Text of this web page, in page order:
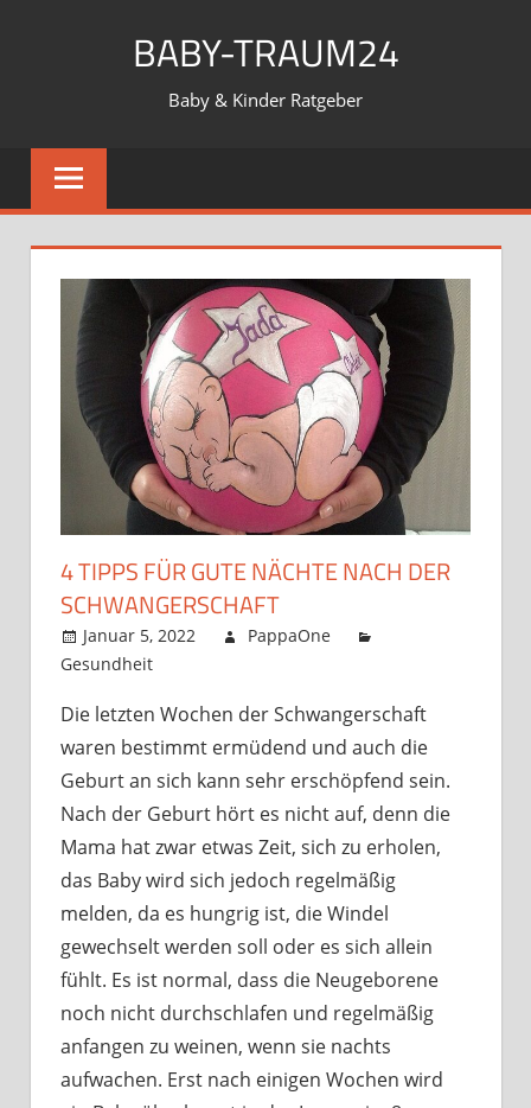
BABY-TRAUM24
Baby & Kinder Ratgeber
4 TIPPS FÜR GUTE NÄCHTE NACH DER
SCHWANGERSCHAFT
Januar 5, 2022
PappaOne
Gesundheit
Die letzten Wochen der Schwangerschaft
waren bestimmt ermüdend und auch die
Geburt an sich kann sehr erschöpfend sein.
Nach der Geburt hört es nicht auf, denn die
Mama hat zwar etwas Zeit, sich zu erholen,
das Baby wird sich jedoch regelmäßig
melden, da es hungrig ist, die Windel
gewechselt werden soll oder es sich allein
fühlt. Es ist normal, dass die Neugeborene
noch nicht durchschlafen und regelmäßig
anfangen zu weinen, wenn sie nachts
aufwachen. Erst nach einigen Wochen wird